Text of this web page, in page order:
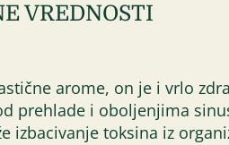
VREDNOSTI
arome, on je i vrlo
prehlade i oboljenjima
izbacivanje toksina iz